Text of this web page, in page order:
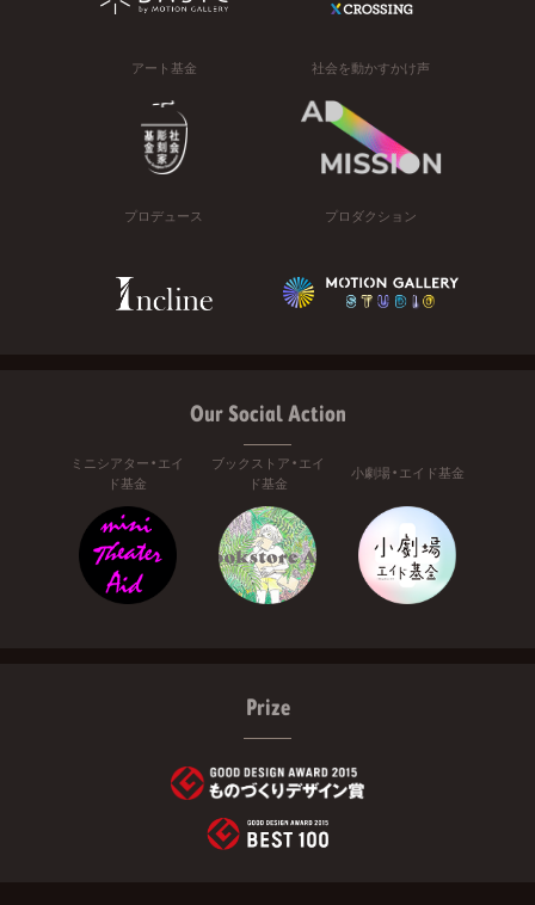
アート基金 社会を動かすかけ声
プロデュース プロダクション
Our Social Action
ミニシアター・エイ
ド基金
ブックストア・エイ
ド基金
小劇場・エイド基金
Prize